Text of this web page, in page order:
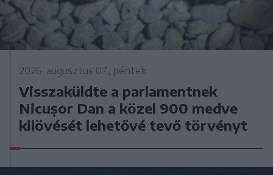
2026. augusztus 07., péntek
Visszaküldte a parlamentnek
Nicușor Dan a közel 900 medve
kilövését lehetővé tevő törvényt